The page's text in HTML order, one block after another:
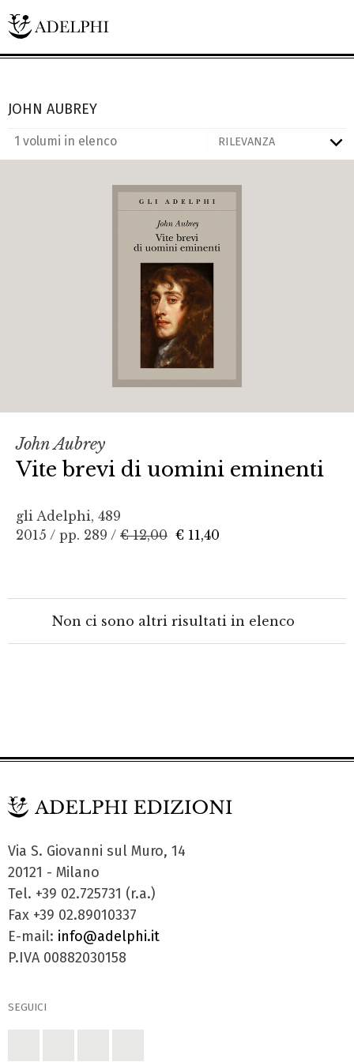
JOHN AUBREY
1 volumi in elenco
John Aubrey
Vite brevi di uomini eminenti
gli Adelphi, 489
2015 / pp. 289 / € 12,00 € 11,40
Non ci sono altri risultati in elenco
Via S. Giovanni sul Muro, 14
20121 - Milano
Tel. +39 02.725731 (r.a.)
Fax +39 02.89010337
E-mail: info@adelphi.it
P.IVA 00882030158
SEGUICI